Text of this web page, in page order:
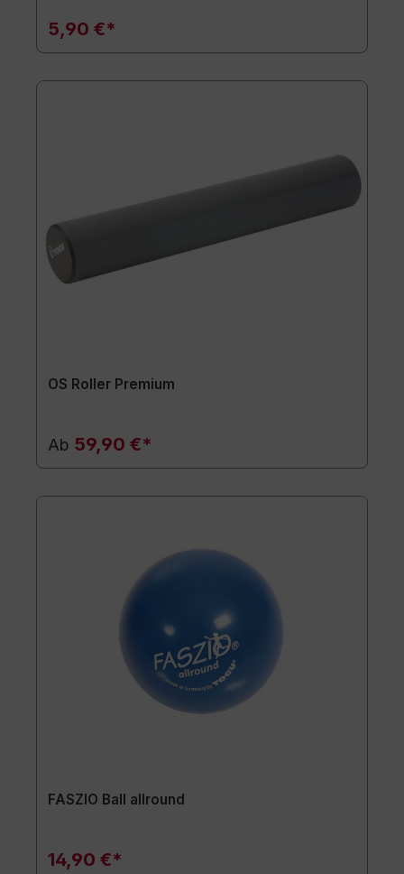
5,90 €*
OS Roller Premium
Ab 59,90 €*
FASZIO Ball allround
14,90 €*